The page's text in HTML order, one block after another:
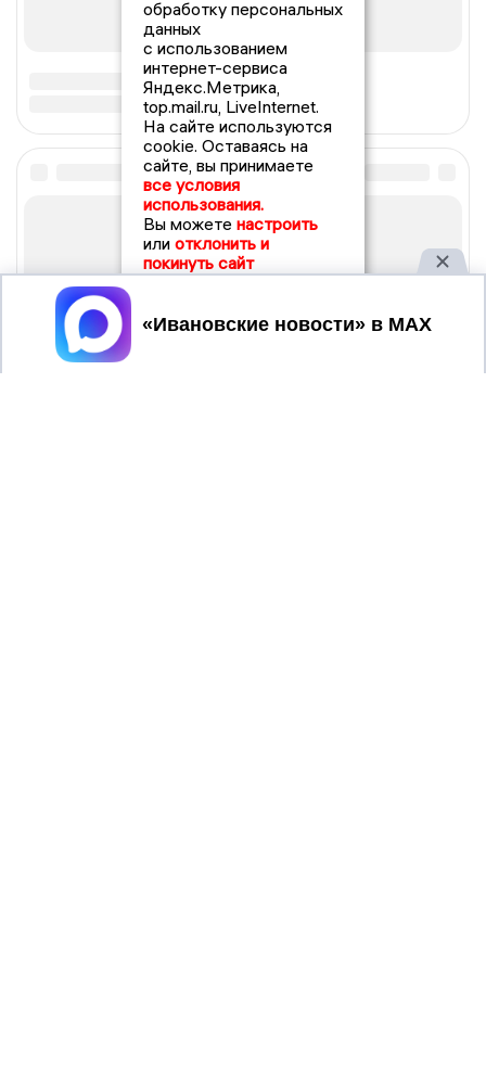
обработку персональных
данных
с использованием
интернет-сервиса
Яндекс.Метрика,
top.mail.ru, LiveInternet.
На сайте используются
cookie. Оставаясь на
сайте, вы принимаете
все условия
использования.
Вы можете настроить
или отклонить и
покинуть сайт
Принять